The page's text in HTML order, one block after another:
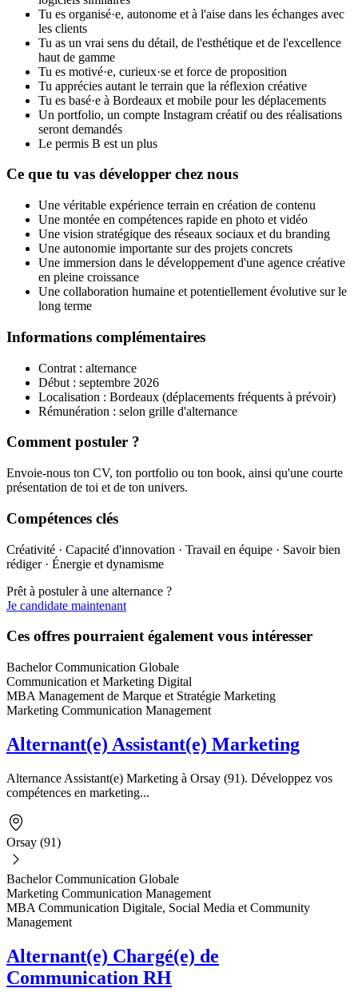
Tu es organisé·e, autonome et à l'aise dans les échanges avec
les clients
Tu as un vrai sens du détail, de l'esthétique et de l'excellence
haut de gamme
Tu es motivé·e, curieux·se et force de proposition
Tu apprécies autant le terrain que la réflexion créative
Tu es basé·e à Bordeaux et mobile pour les déplacements
Un portfolio, un compte Instagram créatif ou des réalisations
seront demandés
Le permis B est un plus
Ce que tu vas développer chez nous
Une véritable expérience terrain en création de contenu
Une montée en compétences rapide en photo et vidéo
Une vision stratégique des réseaux sociaux et du branding
Une autonomie importante sur des projets concrets
Une immersion dans le développement d'une agence créative
en pleine croissance
Une collaboration humaine et potentiellement évolutive sur le
long terme
Informations complémentaires
Contrat : alternance
Début : septembre 2026
Localisation : Bordeaux (déplacements fréquents à prévoir)
Rémunération : selon grille d'alternance
Comment postuler ?
Envoie-nous ton CV, ton portfolio ou ton book, ainsi qu'une courte
présentation de toi et de ton univers.
Compétences clés
Créativité · Capacité d'innovation · Travail en équipe · Savoir bien
rédiger · Énergie et dynamisme
Prêt à postuler à une alternance ?
Je candidate maintenant
Ces offres pourraient également vous intéresser
Bachelor Communication Globale
Communication et Marketing Digital
MBA Management de Marque et Stratégie Marketing
Marketing Communication Management
Alternant(e) Assistant(e) Marketing
Alternance Assistant(e) Marketing à Orsay (91). Développez vos
compétences en marketing...
Orsay (91)
Bachelor Communication Globale
Marketing Communication Management
MBA Communication Digitale, Social Media et Community
Management
Alternant(e) Chargé(e) de
Communication RH